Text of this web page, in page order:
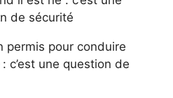
permis pour conduire
c’est une question de